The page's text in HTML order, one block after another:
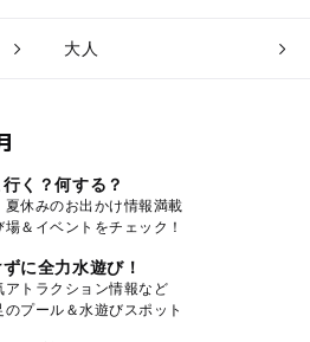
大人
く？何する？
夏休みのお出かけ情報満載
場＆イベントをチェック！
に全力水遊び！
アトラクション情報など
のプール＆水遊びスポット